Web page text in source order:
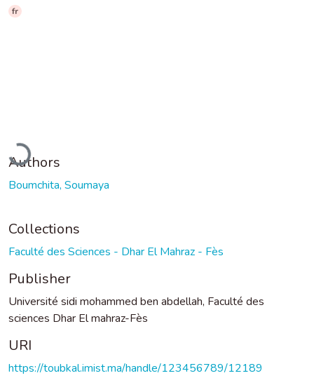
fr
Loading...
Authors
Boumchita, Soumaya
Collections
Faculté des Sciences - Dhar El Mahraz - Fès
Publisher
Université sidi mohammed ben abdellah, Faculté des
sciences Dhar El mahraz-Fès
URI
https://toubkal.imist.ma/handle/123456789/12189